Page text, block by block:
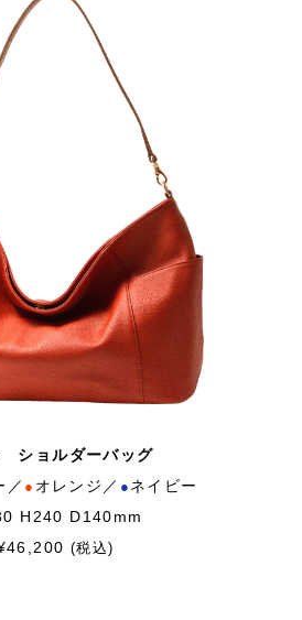
ショルダーバッグ
／ ● オレンジ／ ● ネイビー
H240 D140mm
(税込)